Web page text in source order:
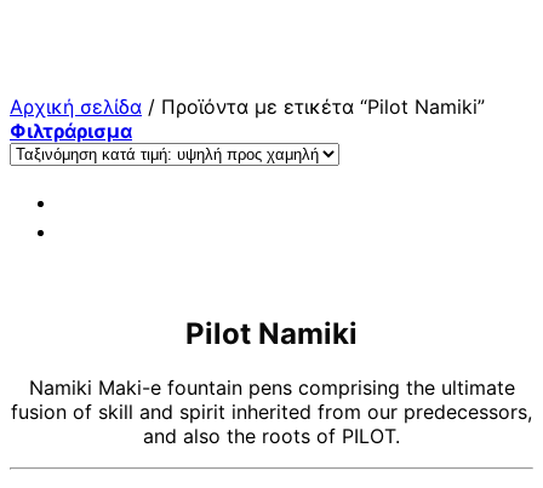
Αρχική σελίδα / Προϊόντα με ετικέτα “Pilot Namiki”
Φιλτράρισμα
Pilot Namiki
Namiki Maki-e fountain pens comprising the ultimate
fusion of skill and spirit inherited from our predecessors,
and also the roots of PILOT.